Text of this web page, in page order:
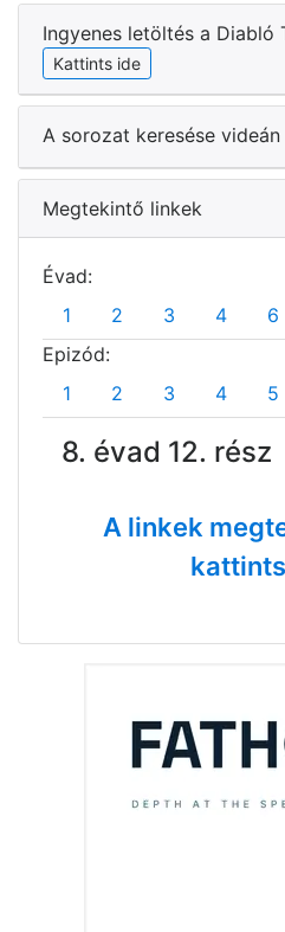
Ingyenes letöltés a Diabló
Kattints ide
A sorozat keresése videán
Megtekintő linkek
Évad:
1
2 3 4 6
Epizód:
1
2 3 4 5
8. évad 12. rész
A linkek